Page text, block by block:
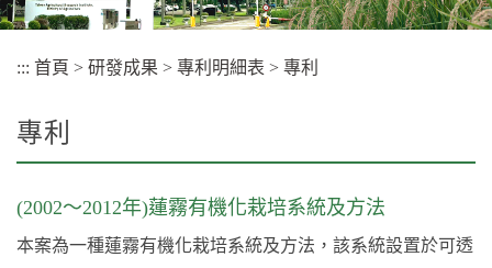
塊
::: 首頁 > 研發成果 > 專利明細表 > 專利
專利
(2002～2012年)蓮霧有機化栽培系統及方法
本案為一種蓮霧有機化栽培系統及方法，該系統設置於可透